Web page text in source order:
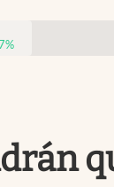
%